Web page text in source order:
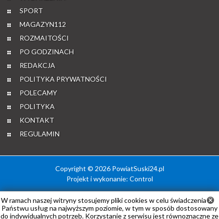
SPORT
MAGAZYN112
ROZMAITOŚCI
PO GODZINACH
REDAKCJA
POLITYKA PRYWATNOŚCI
POLECAMY
POLITYKA
KONTAKT
REGULAMIN
Copyright © 2026 PowiatSuski24.pl
Projekt i wykonanie: Control
W ramach naszej witryny stosujemy pliki cookies w celu świadczenia
Państwu usług na najwyższym poziomie, w tym w sposób dostosowany
do indywidualnych potrzeb. Korzystanie z serwisu jest równoznaczne ze